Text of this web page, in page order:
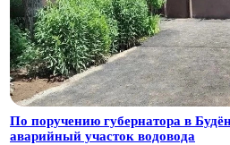
По поручению губернатора в
аварийный участок водовода